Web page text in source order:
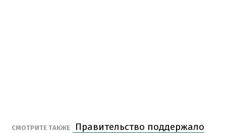
СМОТРИТЕ ТАКЖЕ
Правительство поддержало